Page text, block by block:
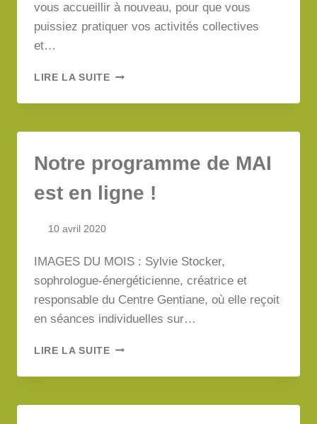
vous accueillir à nouveau, pour que vous
puissiez pratiquer vos activités collectives
et…
LIRE LA SUITENOTRE
DE
EST
LIGNE
Notre programme de MAI
est en ligne !
10 avril 2020
IMAGES DU MOIS : Sylvie Stocker,
sophrologue-énergéticienne, créatrice et
responsable du Centre Gentiane, où elle reçoit
en séances individuelles sur…
LIRE LA SUITENOTRE
DE
EST